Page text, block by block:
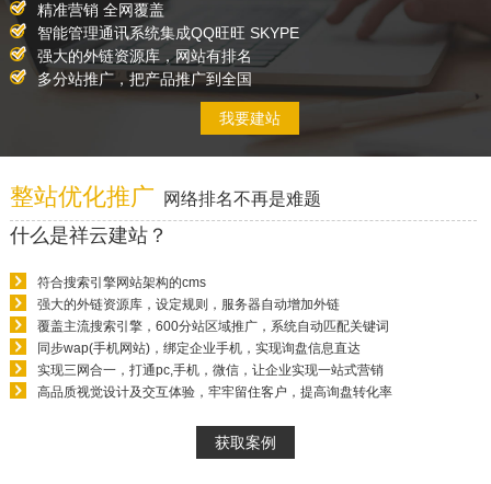
精准营销 全网覆盖
智能管理通讯系统集成QQ旺旺 SKYPE
强大的外链资源库，网站有排名
多分站推广，把产品推广到全国
我要建站
整站优化推广 网络排名不再是难题
什么是祥云建站？
符合搜索引擎网站架构的cms
强大的外链资源库，设定规则，服务器自动增加外链
覆盖主流搜索引擎，600分站区域推广，系统自动匹配关键词
同步wap(手机网站)，绑定企业手机，实现询盘信息直达
实现三网合一，打通pc,手机，微信，让企业实现一站式营销
高品质视觉设计及交互体验，牢牢留住客户，提高询盘转化率
获取案例